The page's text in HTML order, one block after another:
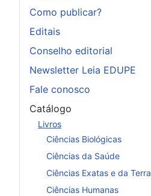
Como publicar?
Editais
Conselho editorial
Newsletter Leia EDUPE
Fale conosco
Catálogo
Livros
Ciências Biológicas
Ciências da Saúde
Ciências Exatas e da Terra
Ciências Humanas